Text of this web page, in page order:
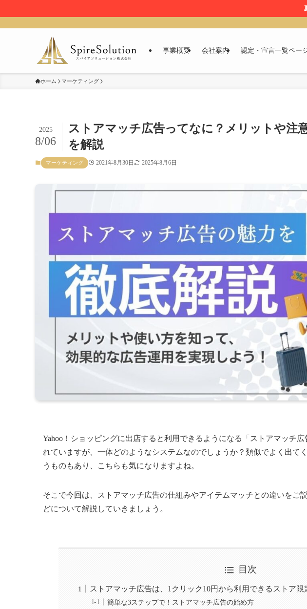
事業概要 会社案内 認定・宣言一覧ペー
ホーム マーケティング
ストアマッチ広告ってなに？メリットや注
を解説
2025
8/06
マーケティング 2021年8月30日 2025年8月6日
Yahoo！ショッピングに出店すると利用できるようになる「ストアマッチ
れていますが、一体どのようなシステムなのでしょうか？類似でよく出て
うものもあり、こちらも気になりますよね。
そこで今回は、ストアマッチ広告の仕組みやアイテムマッチとの違いをご
どについて解説していきましょう。
目次
ストアマッチ広告は、1クリック10円から利用できるストア限
簡単な3ステップで！ストアマッチ広告の始め方